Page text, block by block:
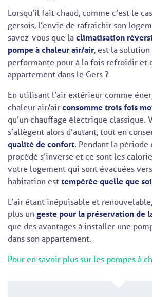
Lorsqu’il fait chaud, comme c’est le
gersois, l’envie de rafraichir son
savez-vous que laclimatisation
pompe à chaleur air/air, est la
performante pour à la fois refroidir et
appartement dans le Gers ?
En utilisant l’air extérieur comme
chaleur air/airconsomme trois fois
qu’un chauffage électrique classique.
s’allègent alors d’autant, tout en
qualité de confort. Pendant la période
procédé s’inverse et ce sont les
votre logement qui sont évacuées
habitation esttempérée quelle que
L’air étant inépuisable et
plus ungeste pour la préservation de
que des avantages à installer une
dans son appartement.
Pour en savoir plus sur les pompes à